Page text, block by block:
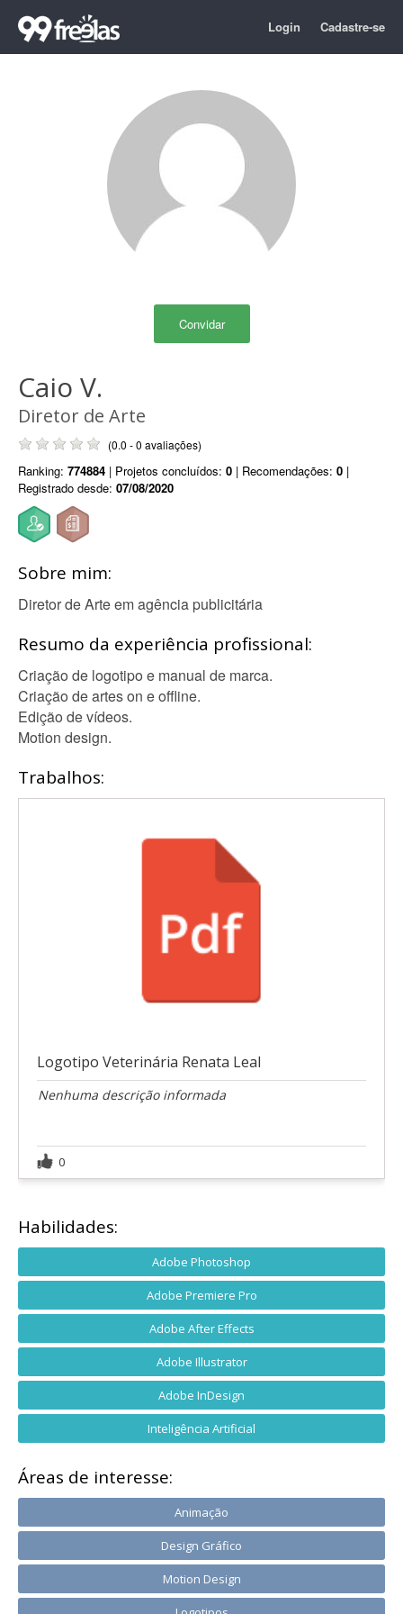
Login Cadastre-se
Convidar
Caio V.
Diretor de Arte
(0.0 - 0 avaliações)
Ranking: 774884 | Projetos concluídos: 0 | Recomendações: 0 |
Registrado desde: 07/08/2020
Sobre mim:
Diretor de Arte em agência publicitária
Resumo da experiência profissional:
Criação de logotipo e manual de marca.
Criação de artes on e offline.
Edição de vídeos.
Motion design.
Trabalhos:
Logotipo Veterinária Renata Leal
Nenhuma descrição informada
0
Habilidades:
Adobe Photoshop
Adobe Premiere Pro
Adobe After Effects
Adobe Illustrator
Adobe InDesign
Inteligência Artificial
Áreas de interesse:
Animação
Design Gráfico
Motion Design